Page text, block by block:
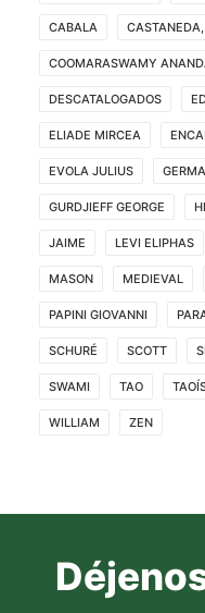
CABALA
COOMARASWAMY
DESCATALOGADOS
ELIADE MIRCEA
EVOLA JULIUS
GURDJIEFF GEORGE
JAIME LEVI ELIPHAS
MASON MEDIEVAL
PAPINI GIOVANNI
SCHURÉ SCOTT
SWAMI TAO
WILLIAM ZEN